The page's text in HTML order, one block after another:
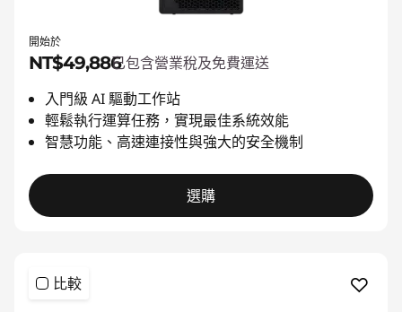
開始於
NT$49,886已包含營業稅及免費運送
入門級 AI 驅動工作站
輕鬆執行運算任務，實現最佳系統效能
智慧功能、高速連接性與強大的安全機制
選購
比較